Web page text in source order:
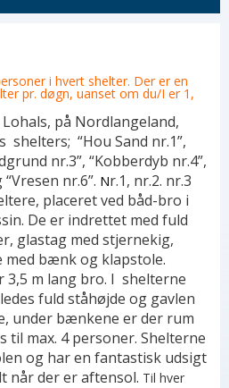
i hvert shelter. Der er en
pr. døgn, uanset om du/I er 1,
på Nordlangeland,
shelters; “Hou Sand nr.1”,
nr.3”, “Kobberdyb nr.4”,
nr.6”. Nr.1, nr.2. nr.3
placeret ved båd-bro i
De er indrettet med fuld
glastag med stjernekig,
med bænk og klapstole.
3,5 m lang bro. I shelterne
fuld ståhøjde og gavlen
under bænkene er der rum
til max. 4 personer. Shelterne
og har en fantastisk udsigt
når der er aftensol. Til hver